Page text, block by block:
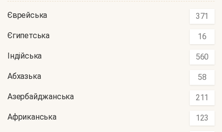
Єврейська 371
Єгипетська 16
Індійська 560
Абхазька 58
Азербайджанська 211
Африканська 123